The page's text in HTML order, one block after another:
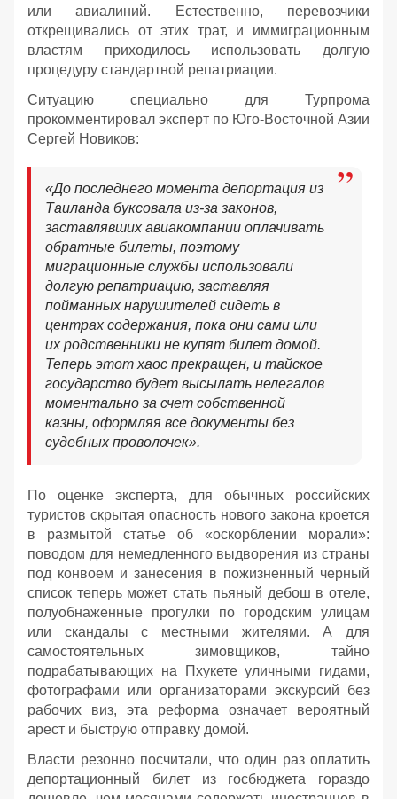
или авиалиний. Естественно, перевозчики
открещивались от этих трат, и иммиграционным
властям приходилось использовать долгую
процедуру стандартной репатриации.
Ситуацию специально для Турпрома
прокомментировал эксперт по Юго-Восточной Азии
Сергей Новиков:
«До последнего момента депортация из
Таиланда буксовала из-за законов,
заставлявших авиакомпании оплачивать
обратные билеты, поэтому
миграционные службы использовали
долгую репатриацию, заставляя
пойманных нарушителей сидеть в
центрах содержания, пока они сами или
их родственники не купят билет домой.
Теперь этот хаос прекращен, и тайское
государство будет высылать нелегалов
моментально за счет собственной
казны, оформляя все документы без
судебных проволочек».
По оценке эксперта, для обычных российских
туристов скрытая опасность нового закона кроется
в размытой статье об «оскорблении морали»:
поводом для немедленного выдворения из страны
под конвоем и занесения в пожизненный черный
список теперь может стать пьяный дебош в отеле,
полуобнаженные прогулки по городским улицам
или скандалы с местными жителями. А для
самостоятельных зимовщиков, тайно
подрабатывающих на Пхукете уличными гидами,
фотографами или организаторами экскурсий без
рабочих виз, эта реформа означает вероятный
арест и быструю отправку домой.
Власти резонно посчитали, что один раз оплатить
депортационный билет из госбюджета гораздо